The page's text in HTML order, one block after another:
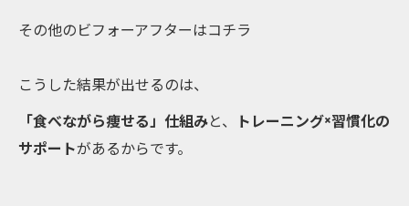
その他のビフォーアフターはコチラ
こうした結果が出せるのは、
「食べながら痩せる」仕組みと、 トレーニング×習慣化の
サポートがあるからです。